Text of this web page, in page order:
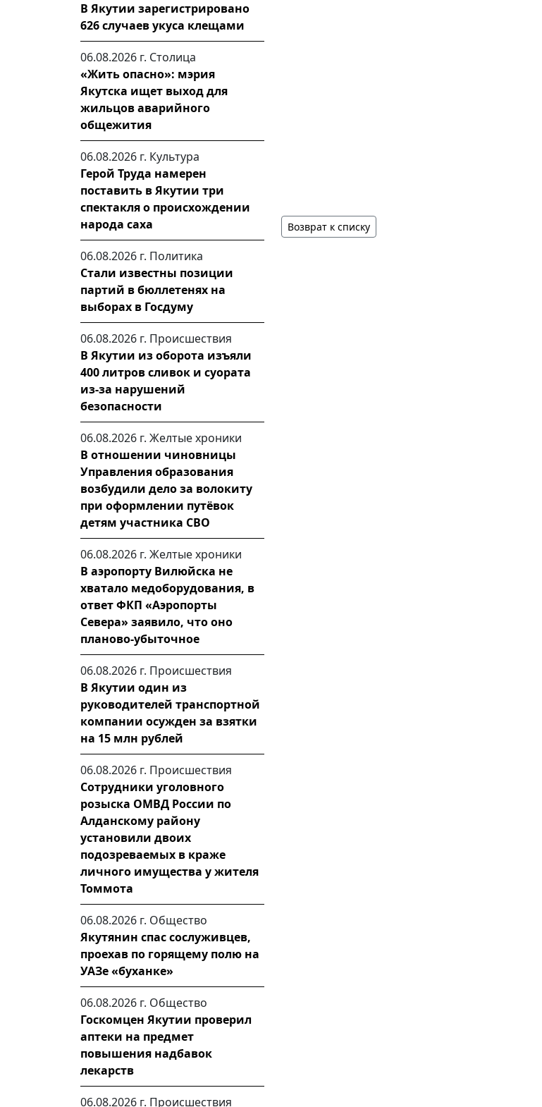
В Якутии зарегистрировано
626 случаев укуса клещами
06.08.2026 г. Столица
«Жить опасно»: мэрия
Якутска ищет выход для
жильцов аварийного
общежития
06.08.2026 г. Культура
Герой Труда намерен
поставить в Якутии три
спектакля о происхождении
народа саха
06.08.2026 г. Политика
Стали известны позиции
партий в бюллетенях на
выборах в Госдуму
06.08.2026 г. Происшествия
В Якутии из оборота изъяли
400 литров сливок и суората
из-за нарушений
безопасности
06.08.2026 г. Желтые хроники
В отношении чиновницы
Управления образования
возбудили дело за волокиту
при оформлении путёвок
детям участника СВО
06.08.2026 г. Желтые хроники
В аэропорту Вилюйска не
хватало медоборудования, в
ответ ФКП «Аэропорты
Севера» заявило, что оно
планово-убыточное
06.08.2026 г. Происшествия
В Якутии один из
руководителей транспортной
компании осужден за взятки
на 15 млн рублей
06.08.2026 г. Происшествия
Сотрудники уголовного
розыска ОМВД России по
Алданскому району
установили двоих
подозреваемых в краже
личного имущества у жителя
Томмота
06.08.2026 г. Общество
Якутянин спас сослуживцев,
проехав по горящему полю на
УАЗе «буханке»
06.08.2026 г. Общество
Госкомцен Якутии проверил
аптеки на предмет
повышения надбавок
лекарств
06.08.2026 г. Происшествия
Возврат к списку